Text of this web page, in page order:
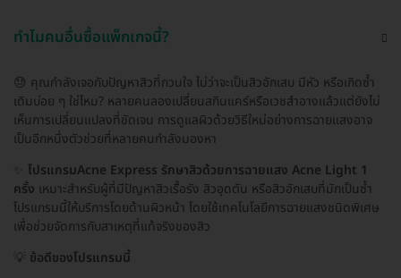
ทำไมคนอื่นซื้อแพ็กเกจนี้?
😓 คุณกำลังเจอกับปัญหาสิวที่กวนใจ ไม่ว่าจะเป็นสิวอักเสบ มีหัว หรือเกิดซ้ำ
เดิมบ่อย ๆ ใช่ไหม? หลายคนลองเปลี่ยนสกินแคร์หรือเวชสำอางแล้วแต่ยังไม่
เห็นการเปลี่ยนแปลงที่ชัดเจน การดูแลผิวด้วยวิธีใหม่อย่างการฉายแสงอาจ
เป็นอีกหนึ่งตัวช่วยที่หลายคนกำลังมองหา
โปรแกรมAcne Express รักษาสิวด้วยการฉายแสง Acne Light 1
ครั้ง เหมาะสำหรับผู้ที่มีปัญหาสิวเรื้อรัง สิวอุดตัน หรือสิวอักเสบที่มักเป็นซ้ำ
โปรแกรมนี้ให้บริการโดยด้านผิวหน้า โดยใช้เทคโนโลยีการฉายแสงชนิดพิเศษ
เพื่อช่วยจัดการกับสาเหตุที่แท้จริงของสิว
💡 ข้อดีของโปรแกรมนี้